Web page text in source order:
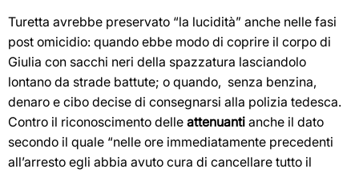
Turetta avrebbe preservato “la lucidità” anche nelle fasi
post omicidio: quando ebbe modo di coprire il corpo di
Giulia con sacchi neri della spazzatura lasciandolo
lontano da strade battute; o quando, senza benzina,
denaro e cibo decise di consegnarsi alla polizia tedesca.
Contro il riconoscimento delle attenuanti anche il dato
secondo il quale “nelle ore immediatamente precedenti
all’arresto egli abbia avuto cura di cancellare tutto il